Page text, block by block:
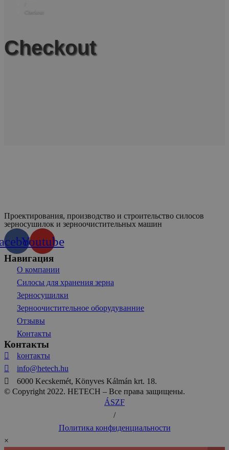
Checkout
Checkout
Проектирования, производство и строительство силосов
зерносушилок и зерноочистительных машин
Youtube
Навигация
О компании
Силосы для хранения зерна
Зерносушилки
Зерноочистительное оборудуванние
Отзывы
Контакты
Контакты
kонтакты
info@hetech.hu
6000 Kecskemét, Könyves Kálmán krt. 18.
© Copyright 2022. HETECH – Все права защищены.
ÁSZF
/
Политика конфиденциальности
×